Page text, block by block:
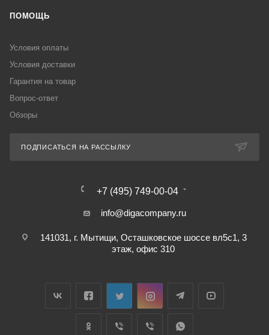
ПОМОЩЬ
Условия оплаты
Условия доставки
Гарантия на товар
Вопрос-ответ
Обзоры
ПОДПИСАТЬСЯ НА РАССЫЛКУ
+7 (495) 749-00-04
info@digacompany.ru
141031, г. Мытищи, Осташковское шоссе вл5с1, 3
этаж, офис 310